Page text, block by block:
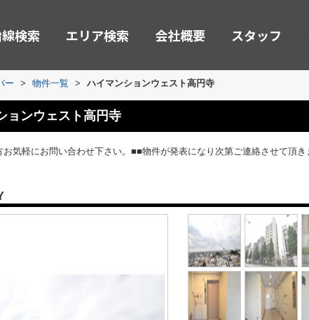
検索 エリア検索 会社概要 スタッフ
ー > 物件一覧 > ハイマンションウェスト高円寺
ョンウェスト高円寺
気軽にお問い合わせ下さい。■■物件が発表になり次第ご連絡させて頂き